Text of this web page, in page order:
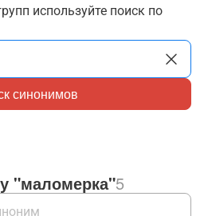
используйте поиск по
синонимов
"маломерка"5